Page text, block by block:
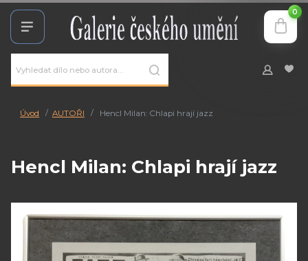
0
Úvod AUTOŘI Hencl Milan: Chlapi hrají jazz
Hencl Milan: Chlapi hrají jazz